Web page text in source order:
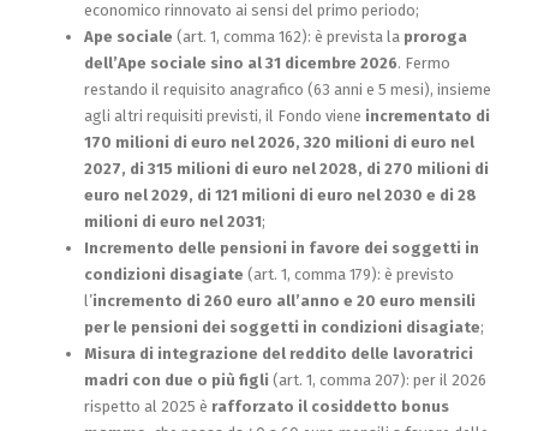
economico rinnovato ai sensi del primo periodo;
Ape sociale (art. 1, comma 162): è prevista la proroga
dell’Ape sociale sino al 31 dicembre 2026. Fermo
restando il requisito anagrafico (63 anni e 5 mesi), insieme
agli altri requisiti previsti, il Fondo viene incrementato di
170 milioni di euro nel 2026, 320 milioni di euro nel
2027, di 315 milioni di euro nel 2028, di 270 milioni di
euro nel 2029, di 121 milioni di euro nel 2030 e di 28
milioni di euro nel 2031;
Incremento delle pensioni in favore dei soggetti in
condizioni disagiate (art. 1, comma 179): è previsto
l’incremento di 260 euro all’anno e 20 euro mensili
per le pensioni dei soggetti in condizioni disagiate;
Misura di integrazione del reddito delle lavoratrici
madri con due o più figli (art. 1, comma 207): per il 2026
rispetto al 2025 è rafforzato il cosiddetto bonus